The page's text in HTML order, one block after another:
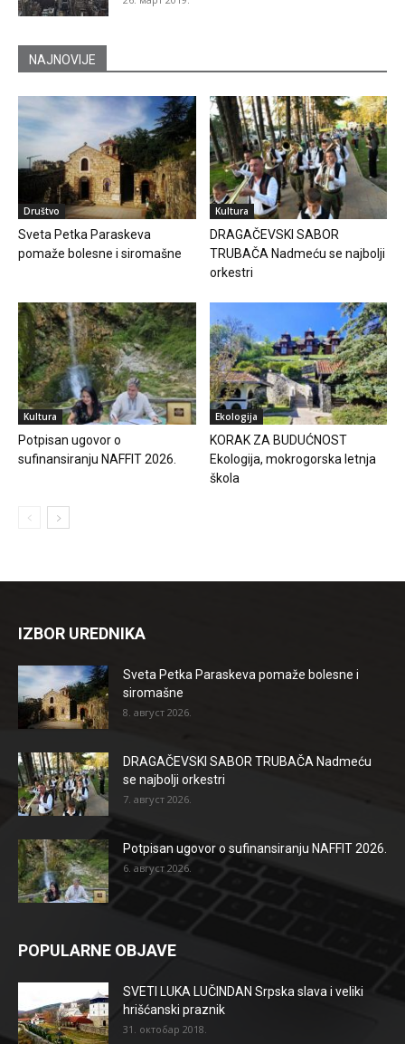
NAJNOVIJE
Društvo
Sveta Petka Paraskeva
pomaže bolesne i siromašne
Kultura
DRAGAČEVSKI SABOR
TRUBAČA Nadmeću se najbolji
orkestri
Kultura
Potpisan ugovor o
sufinansiranju NAFFIT 2026.
Ekologija
KORAK ZA BUDUĆNOST
Ekologija, mokrogorska letnja
škola
IZBOR UREDNIKA
Sveta Petka Paraskeva pomaže bolesne i
siromašne
8. август 2026.
DRAGAČEVSKI SABOR TRUBAČA Nadmeću
se najbolji orkestri
7. август 2026.
Potpisan ugovor o sufinansiranju NAFFIT 2026.
6. август 2026.
POPULARNE OBJAVE
SVETI LUKA LUČINDAN Srpska slava i veliki
hrišćanski praznik
31. октобар 2018.